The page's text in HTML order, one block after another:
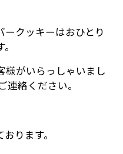
ークッキーはおひとり
様がいらっしゃいまし
絡ください。
ります。